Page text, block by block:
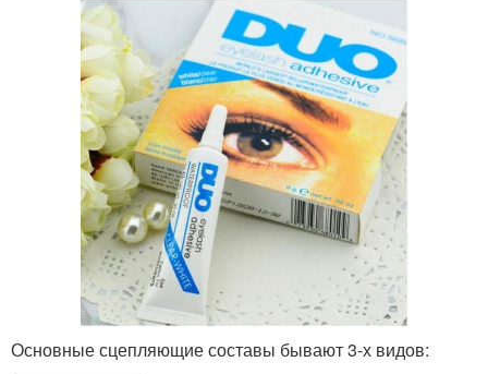
Основные сцепляющие составы бывают 3-х видов: